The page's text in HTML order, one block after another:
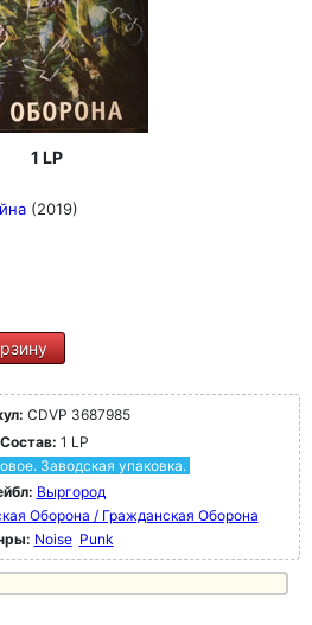
1 LP
(2019)
CDVP 3687985
Состав: 1 LP
Заводская упаковка.
Выргород
Оборона / Гражданская Оборона
Noise Punk